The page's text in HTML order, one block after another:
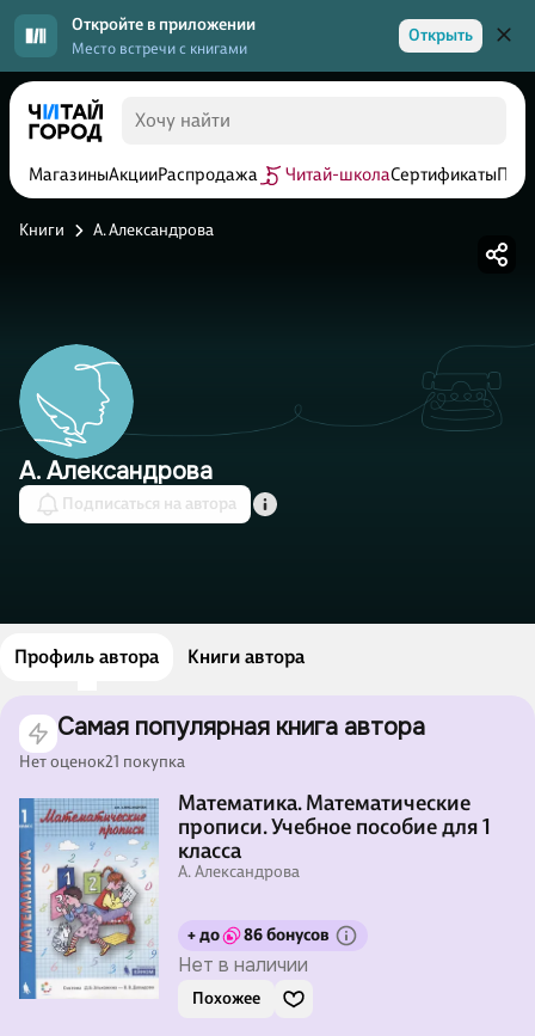
Откройте в приложении
Место встречи с книгами
Открыть
МагазиныАкцииРаспродажа Читай-школаСертификаты
Книги А. Александрова
А. Александрова
Подписаться на автора
Профиль автора Книги автора
Самая популярная книга автора
Нет оценок21 покупка
Математика. Математические
прописи. Учебное пособие для 1
класса
А. Александрова
+ до 86 бонусов
Нет в наличии
Похожее